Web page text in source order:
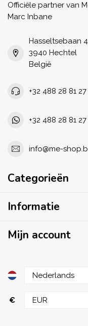
Officiële partner van
Marc Inbane
Hasseltsebaan
3940 Hechtel
België
+32 488 28 81 27
+32 488 28 81 27
info@me-
Categorieën
Informatie
Mijn account
€